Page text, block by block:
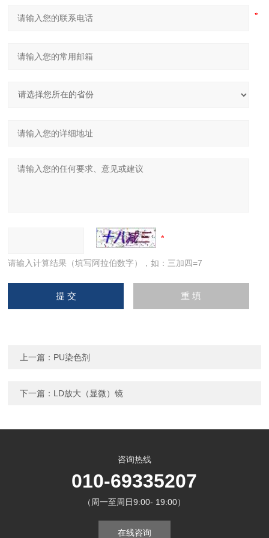
请输入计算结果（填写阿拉伯数字），如：三加四=7
上一篇： PU染色剂
下一篇： LD放大（显微）镜
咨询热线
010-69335207
（周一至周日9:00- 19:00）
在线咨询